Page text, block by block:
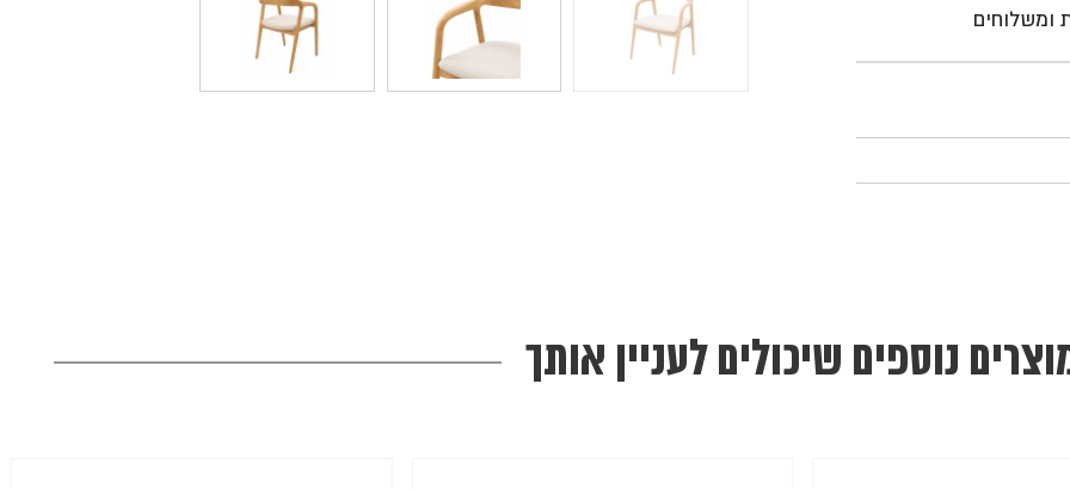
ומשלוחים
נוספים שיכולים לעניין אותך